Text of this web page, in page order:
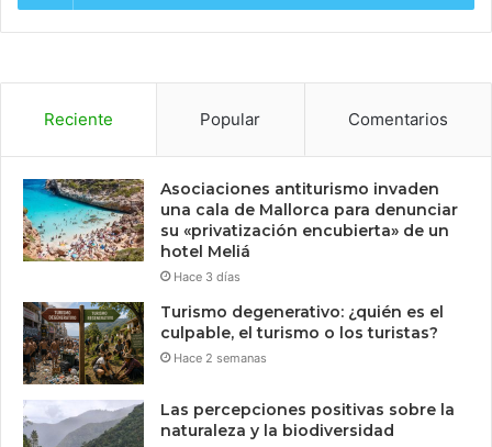
Reciente Popular Comentarios
Asociaciones antiturismo invaden
una cala de Mallorca para denunciar
su «privatización encubierta» de un
hotel Meliá
Hace 3 días
Turismo degenerativo: ¿quién es el
culpable, el turismo o los turistas?
Hace 2 semanas
Las percepciones positivas sobre la
naturaleza y la biodiversidad